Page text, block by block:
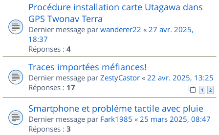
Procédure installation carte Utagawa dans
GPS Twonav Terra
Dernier message par wanderer22 « 27 avr. 2025,
18:37
Réponses : 4
Traces importées méfiances!
Dernier message par ZestyCastor « 22 avr. 2025, 13:25
Réponses : 17 1 2
Smartphone et probléme tactile avec pluie
Dernier message par Fark1985 « 25 mars 2025, 08:47
Réponses : 3